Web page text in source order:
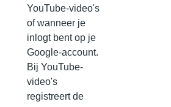
YouTube-video's
of wanneer je
inlogt bent op je
Google-account.
Bij YouTube-
video's
registreert de